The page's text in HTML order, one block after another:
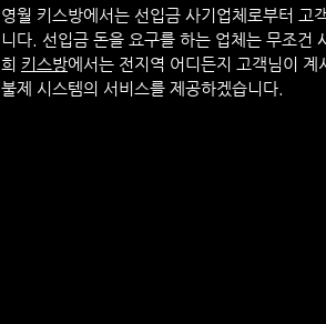
영월 키스방에서는 선입금 사기업체로부터 고
니다. 선입금 돈을 요구를 하는 업체는 무조건
희 키스방에서는 전지역 어디든지 고객님이 계
불제 시스템의 서비스를 제공하겠습니다.